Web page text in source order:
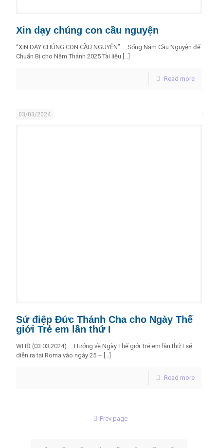
Xin dạy chúng con cầu nguyện
“XIN DẠY CHÚNG CON CẦU NGUYỆN” – Sống Năm Cầu Nguyện để
Chuẩn Bị cho Năm Thánh 2025 Tài liệu […]
Read more
03/03/2024
Sứ điệp Đức Thánh Cha cho Ngày Thế
giới Trẻ em lần thứ I
WHĐ (03.03.2024) – Hướng về Ngày Thế giới Trẻ em lần thứ I sẽ
diễn ra tại Roma vào ngày 25 – […]
Read more
Prev page